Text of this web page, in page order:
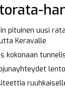
pituinen uusi
Keravalle
kokonaan